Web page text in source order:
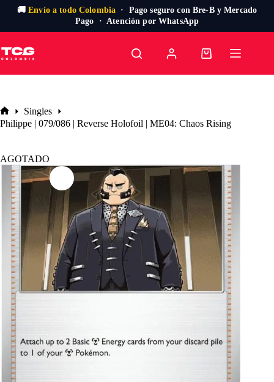
🚚Envío a todo Colombia · Pago seguro con Bre-B y Mercado
Pago · Atención por WhatsApp
al
contenido
Carro
Inicio
Singles
Philippe | 079/086 | Reverse Holofoil | ME04: Chaos Rising
AGOTADO